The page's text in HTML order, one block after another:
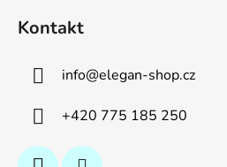
Kontakt
info@elegan-shop.cz
+420 775 185 250